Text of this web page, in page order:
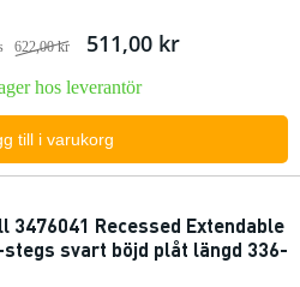
622,00 kr 511,00 kr
hos leverantör
till i varukorg
3476041 Recessed Extendable
stegs svart böjd plåt längd 336-